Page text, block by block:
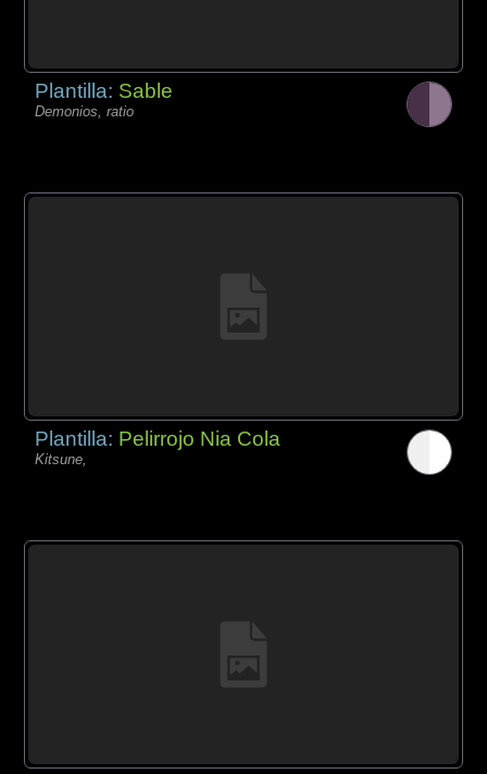
Plantilla: Sable
Demonios, ratio
Plantilla: Pelirrojo Nia Cola
Kitsune,